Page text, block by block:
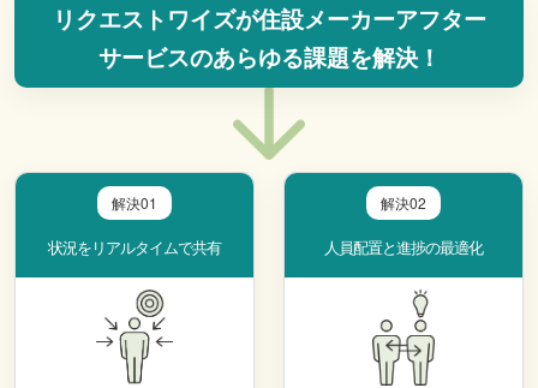
リクエストワイズが住設メーカーアフター
サービスのあらゆる課題を解決！
解決01
状況をリアルタイムで共有
解決02
人員配置と進捗の最適化